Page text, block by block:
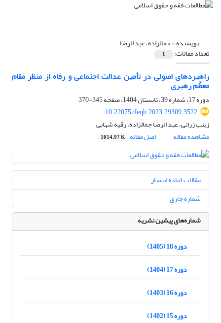
نویسنده =جمالزاده، عبد الرضا
تعداد مقالات: 1
راهبردهای اصولی در تأمین عدالت اجتماعی و رفاه از منظر مقام
معظّم رهبری
دوره 17، شماره 39، تابستان 1404، صفحه
345-370
10.22075/feqh.2023.29309.3522
زینب زرانی، عبد الرضا جمالزاده، رقیه شهابی
مشاهده مقاله
اصل مقاله 1014.97 K
مقالات آماده انتشار
شماره جاری
شماره‌های پیشین نشریه
دوره 18 (1405)
دوره 17 (1404)
دوره 16 (1403)
دوره 15 (1402)